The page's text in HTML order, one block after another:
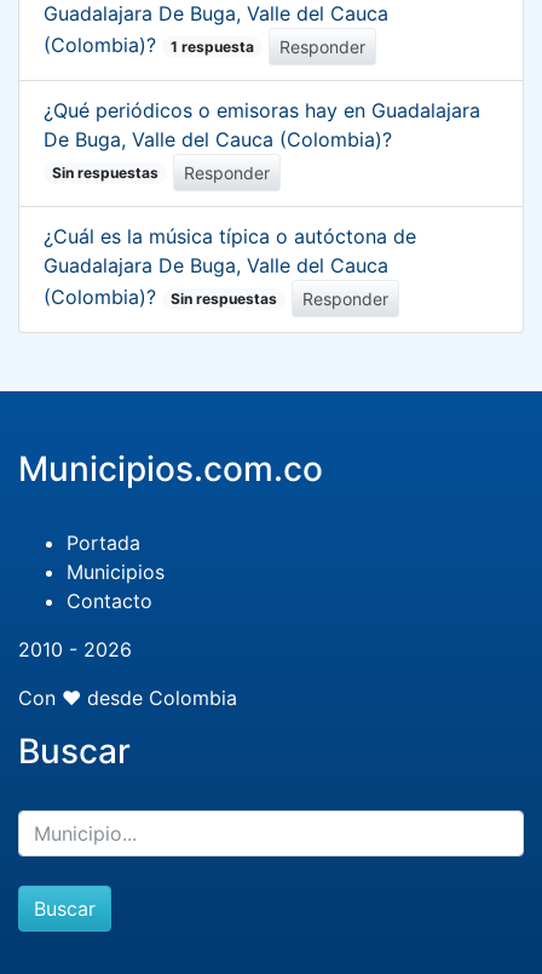
Guadalajara De Buga, Valle del Cauca
(Colombia)?
1 respuesta Responder
¿Qué periódicos o emisoras hay en Guadalajara
De Buga, Valle del Cauca (Colombia)?
Sin respuestas Responder
¿Cuál es la música típica o autóctona de
Guadalajara De Buga, Valle del Cauca
(Colombia)?
Sin respuestas Responder
Municipios.com.co
Portada
Municipios
Contacto
2010 - 2026
Con ❤️ desde Colombia
Buscar
Buscar